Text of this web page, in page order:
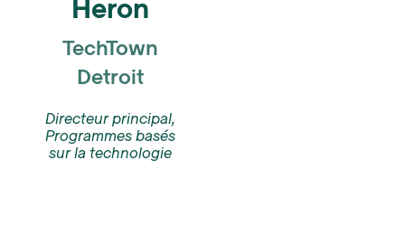
Heron
TechTown
Detroit
Directeur principal,
Programmes basés
sur la technologie